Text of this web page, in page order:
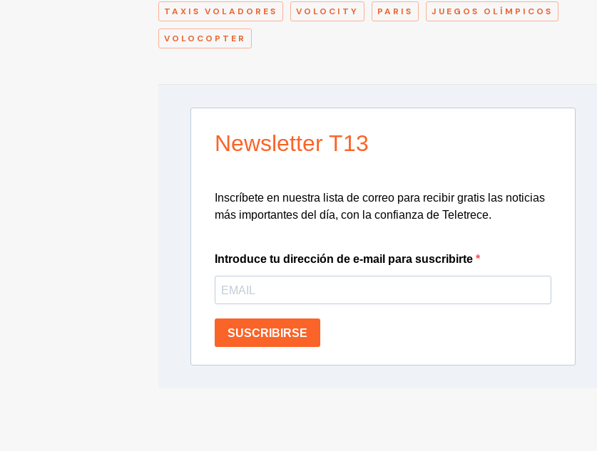
TAXIS VOLADORES VOLOCITY PARIS JUEGOS OLÍMPICOS
VOLOCOPTER
Newsletter T13
Inscríbete en nuestra lista de correo para recibir gratis las noticias
más importantes del día, con la confianza de Teletrece.
Introduce tu dirección de e-mail para suscribirte
SUSCRIBIRSE